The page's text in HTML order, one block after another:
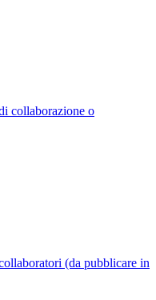
collaborazione o
(da pubblicare in